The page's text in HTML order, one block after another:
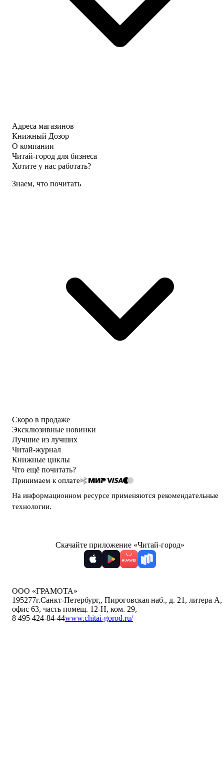
Адреса магазинов
Книжный Дозор
О компании
Читай-город для бизнеса
Хотите у нас работать?
Знаем, что почитать
Скоро в продаже
Эксклюзивные новинки
Лучшие из лучших
Читай-журнал
Книжные циклы
Что ещё почитать?
Принимаем к оплате
На информационном ресурсе применяются рекомендательные
технологии.
Скачайте приложение «Читай-город»
ООО «ГРАМОТА»
195277г.Санкт-Петербург,, Пироговская наб., д. 21, литера А,
офис 63, часть помещ. 12-Н, ком. 29,
8 495 424-84-44www.chitai-gorod.ru/